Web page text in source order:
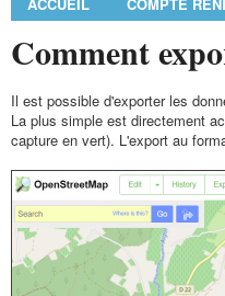
Comment
Il est possible d'exporter les
La plus simple est directement
capture en vert). L'export au